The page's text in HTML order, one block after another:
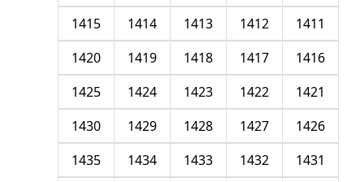
1411
1412
1413
1414
1415
1416
1417
1418
1419
1420
1421
1422
1423
1424
1425
1426
1427
1428
1429
1430
1431
1432
1433
1434
1435